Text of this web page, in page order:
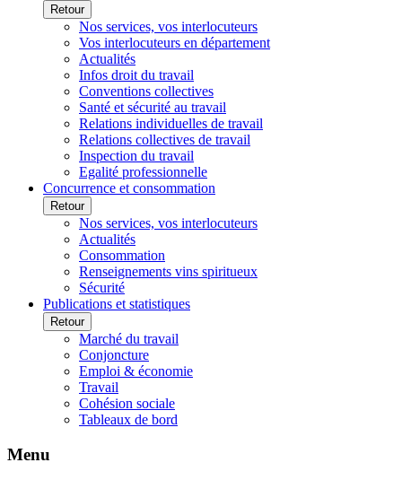
Retour
Nos services, vos interlocuteurs
Vos interlocuteurs en département
Actualités
Infos droit du travail
Conventions collectives
Santé et sécurité au travail
Relations individuelles de travail
Relations collectives de travail
Inspection du travail
Egalité professionnelle
Concurrence et consommation
Retour
Nos services, vos interlocuteurs
Actualités
Consommation
Renseignements vins spiritueux
Sécurité
Publications et statistiques
Retour
Marché du travail
Conjoncture
Emploi & économie
Travail
Cohésion sociale
Tableaux de bord
Menu